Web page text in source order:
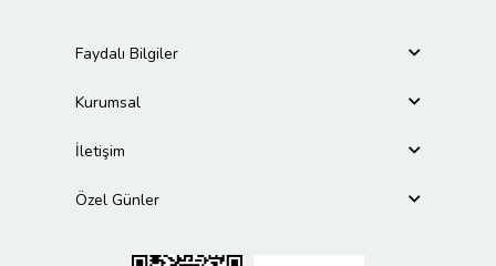
Faydalı Bilgiler
Kurumsal
İletişim
Özel Günler